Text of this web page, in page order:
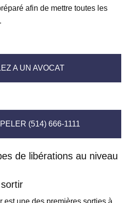
afin de mettre toutes les
A UN AVOCAT
(514) 666-1111
de libérations au niveau
est une des premières sorties à